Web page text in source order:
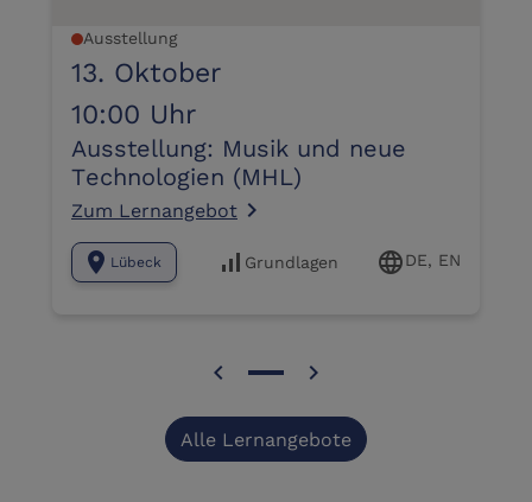
Ausstellung
13. Oktober
10:00 Uhr
Ausstellung: Musik und neue
Technologien (MHL)
Zum Lernangebot navigate_next
location_on Lübeck signal_cellular_alt Grundlagen languageDE, EN
chevron_left chevron_right
Alle Lernangebote